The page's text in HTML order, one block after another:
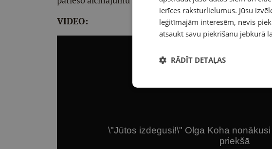
VIDEO:
ierīces raksturlielumus. Jūsu
leģitīmajām interesēm, nevis
atsaukt savu piekrišanu jebkurā
RĀDĪT DETAĻAS